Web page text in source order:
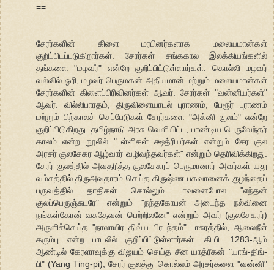
==
சேரர்களின் கிளை மரபினர்களாக மலையமான்கள்
குறிப்பிடப்படுகிறார்கள். சேரர்கள் சங்ககால இலக்கியங்களில்
தங்களை "மழவர்" என்றே குறிப்பிட்டுள்ளார்கள். கொல்லி மழவர்
வல்வில் ஓரி, மழவர் பெருமகன் அதியமான் மற்றும் மலையமான்கள்
சேரர்களின் கிளைப்பிரிவினர்கள் ஆவர். சேரர்கள் "வன்னியர்கள்"
ஆவர். வில்லிபாரதம், திருவிளையாடல் புராணம், பேரூர் புராணம்
மற்றும் பிற்காலச் செப்பேடுகள் சேரர்களை "அக்னி குலம்" என்றே
குறிப்பிடுகிறது. தமிழ்நாடு அரசு வெளியிட்ட, பாண்டிய பெருவேந்தர்
காலம் என்ற நூலில் "பள்ளிகள் க்ஷத்ரியர்கள் என்றும் சேர குல
அரசர் குலசேகர ஆழ்வார் வழிவந்தவர்கள்" என்றும் தெரிவிக்கிறது.
சேரர் குலத்தில் அவதரித்த குலசேகரப் பெருமானார் அவர்கள் யது
வம்சத்தில் திருஅவதாரம் செய்த கிருஷ்ண பகவானைக் குழந்தைப்
பருவத்தில் தாதிகள் சொல்லும் பாவனைபோல "எந்தன்
குலப்பெருஞ்சுடரே" என்றும் "நந்தகோபன் அடைந்த நல்வினை
நங்கள்கோன் வசுதேவன் பெற்றிலனே" என்றும் அவர் (குலசேகரர்)
அருளிச்செய்த "நாலாயிர திவ்ய பிரபந்தம்" பாசுரத்தில், ஆலைநீள்
கரும்பு என்ற பாடலில் குறிப்பிட்டுள்ளார்கள். கி.பி. 1283-ஆம்
ஆண்டில் கேரளாவுக்கு விஜயம் செய்த சீன யாத்ரீகன் "யாங்-திங்-
பி" (Yang Ting-pi), சேரர் குலத்து கொல்லம் அரசர்களை "வன்னி"